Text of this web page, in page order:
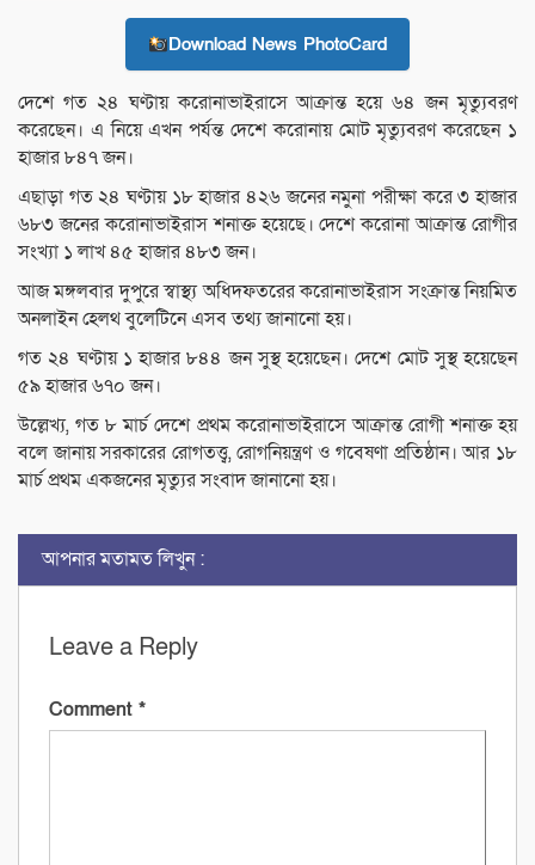
Download News PhotoCard
দেশে গত ২৪ ঘণ্টায় করোনাভাইরাসে আক্রান্ত হয়ে ৬৪ জন মৃত্যুবরণ
করেছেন। এ নিয়ে এখন পর্যন্ত দেশে করোনায় মোট মৃত্যুবরণ করেছেন ১
হাজার ৮৪৭ জন।
এছাড়া গত ২৪ ঘণ্টায় ১৮ হাজার ৪২৬ জনের নমুনা পরীক্ষা করে ৩ হাজার
৬৮৩ জনের করোনাভাইরাস শনাক্ত হয়েছে। দেশে করোনা আক্রান্ত রোগীর
সংখ্যা ১ লাখ ৪৫ হাজার ৪৮৩ জন।
আজ মঙ্গলবার দুপুরে স্বাস্থ্য অধিদফতরের করোনাভাইরাস সংক্রান্ত নিয়মিত
অনলাইন হেলথ বুলেটিনে এসব তথ্য জানানো হয়।
গত ২৪ ঘণ্টায় ১ হাজার ৮৪৪ জন সুস্থ হয়েছেন। দেশে মোট সুস্থ হয়েছেন
৫৯ হাজার ৬৭০ জন।
উল্লেখ্য, গত ৮ মার্চ দেশে প্রথম করোনাভাইরাসে আক্রান্ত রোগী শনাক্ত হয়
বলে জানায় সরকারের রোগতত্ত্ব, রোগনিয়ন্ত্রণ ও গবেষণা প্রতিষ্ঠান। আর ১৮
মার্চ প্রথম একজনের মৃত্যুর সংবাদ জানানো হয়।
আপনার মতামত লিখুন :
Leave a Reply
Comment *